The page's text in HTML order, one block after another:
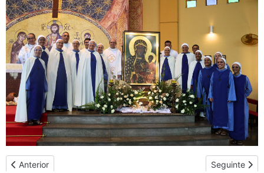
Artigo anterior: Ícone de Nossa Senhora de Czestochowa visita
Anterior Artigo
Seguinte